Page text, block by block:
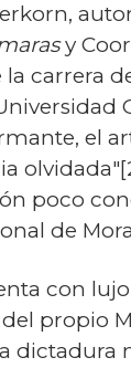
y
carrera
el
olvidada
poco
de
con
propio
dictadura